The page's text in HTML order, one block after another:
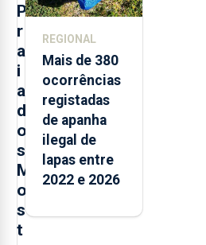
P
r
a
i
a
d
o
s
M
o
s
t
REGIONAL
Mais de 380
ocorrências
registadas
de apanha
ilegal de
lapas entre
2022 e 2026